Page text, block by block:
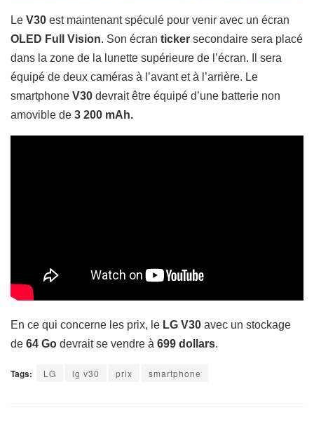
Le V30 est maintenant spéculé pour venir avec un écran
OLED Full Vision. Son écran ticker secondaire sera placé
dans la zone de la lunette supérieure de l’écran.
Il sera
équipé de deux caméras à l’avant et à l’arrière. Le
smartphone V30 devrait être équipé d’une batterie non
amovible de 3 200 mAh.
En ce qui concerne les prix, le LG V30 avec un stockage
de 64 Go devrait se vendre à 699 dollars.
Tags: LG lg v30 prix smartphone